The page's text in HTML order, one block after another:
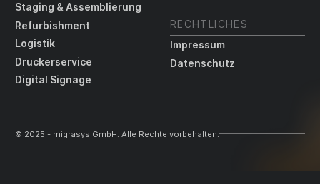
Staging & Assemblierung
Refurbishment
Logistik
Druckerservice
Digital Signage
RECHTLICHES
Impressum
Datenschutz
© 2025 - migrasys GmbH. Alle Rechte vorbehalten.